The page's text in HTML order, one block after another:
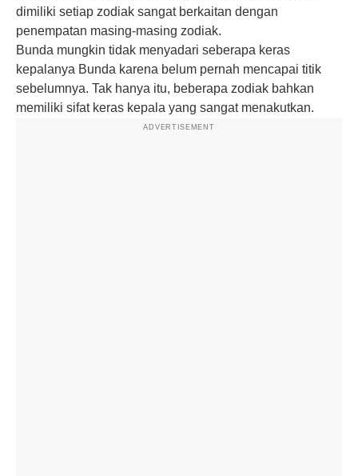
dimiliki setiap zodiak sangat berkaitan dengan
penempatan masing-masing zodiak.
Bunda mungkin tidak menyadari seberapa keras
kepalanya Bunda karena belum pernah mencapai titik
sebelumnya. Tak hanya itu, beberapa zodiak bahkan
memiliki sifat keras kepala yang sangat menakutkan.
ADVERTISEMENT